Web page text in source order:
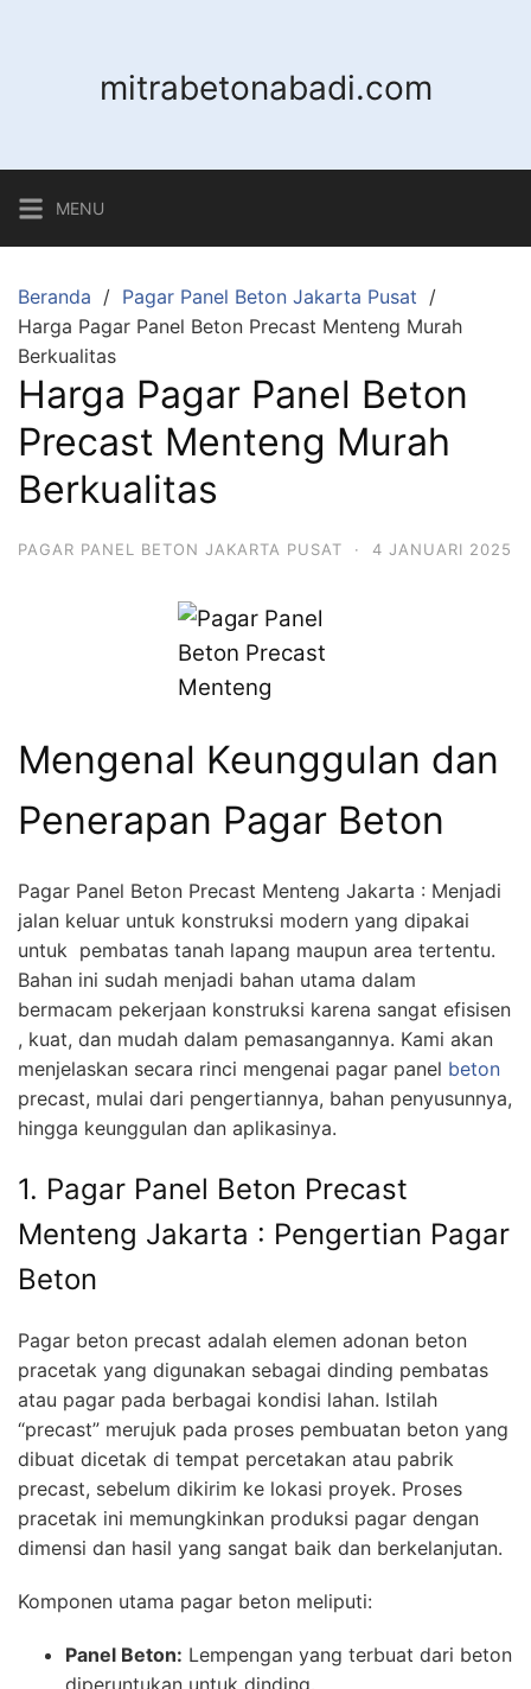
mitrabetonabadi.com
MENU
Beranda
Pagar Panel Beton Jakarta Pusat
Harga Pagar Panel Beton Precast Menteng Murah
Berkualitas
Harga Pagar Panel Beton
Precast Menteng Murah
Berkualitas
PAGAR PANEL BETON JAKARTA PUSAT · 4 JANUARI 2025
Mengenal Keunggulan dan
Penerapan Pagar Beton
Pagar Panel Beton Precast Menteng Jakarta : Menjadi
jalan keluar untuk konstruksi modern yang dipakai
untuk pembatas tanah lapang maupun area tertentu.
Bahan ini sudah menjadi bahan utama dalam
bermacam pekerjaan konstruksi karena sangat efisisen
, kuat, dan mudah dalam pemasangannya. Kami akan
menjelaskan secara rinci mengenai pagar panel beton
precast, mulai dari pengertiannya, bahan penyusunnya,
hingga keunggulan dan aplikasinya.
1. Pagar Panel Beton Precast
Menteng Jakarta : Pengertian Pagar
Beton
Pagar beton precast adalah elemen adonan beton
pracetak yang digunakan sebagai dinding pembatas
atau pagar pada berbagai kondisi lahan. Istilah
“precast” merujuk pada proses pembuatan beton yang
dibuat dicetak di tempat percetakan atau pabrik
precast, sebelum dikirim ke lokasi proyek. Proses
pracetak ini memungkinkan produksi pagar dengan
dimensi dan hasil yang sangat baik dan berkelanjutan.
Komponen utama pagar beton meliputi:
Panel Beton: Lempengan yang terbuat dari beton
diperuntukan untuk dinding.